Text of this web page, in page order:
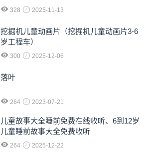
328 2025-11-13
挖掘机儿童动画片（挖掘机儿童动画片3-6
岁工程车）
300 2025-12-06
落叶
264 2023-07-21
儿童故事大全睡前免费在线收听、6到12岁
儿童睡前故事大全免费收听
264 2025-12-22